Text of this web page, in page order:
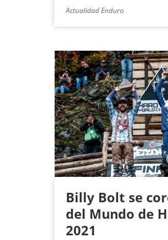
Actualidad Enduro
Billy Bolt se
del Mundo de
2021